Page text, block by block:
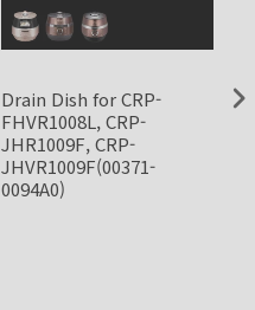
Drain Dish for CRP-
FHVR1008L, CRP-
JHR1009F, CRP-
JHVR1009F(00371-
0094A0)